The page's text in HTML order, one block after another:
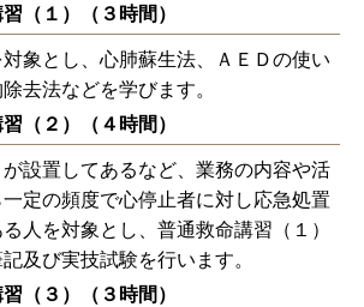
（１）（３時間）
象とし、心肺蘇生法、ＡＥＤの使い
去法などを学びます。
（２）（４時間）
設置してあるなど、業務の内容や活
定の頻度で心停止者に対し応急処置
人を対象とし、普通救命講習（１）
及び実技試験を行います。
（３）（３時間）